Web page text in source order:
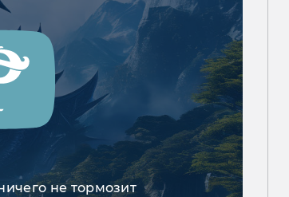
не тормозит